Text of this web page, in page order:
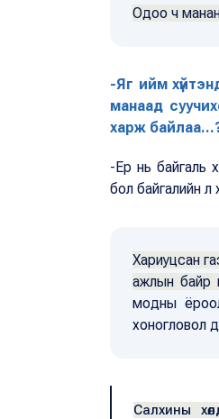
Одоо ч
-Яг ийм
манаад
харж
-Ер нь байгаль
бол байгалийн л
Хариуцсан
ажлын байр
модны
хоногловол
Салхины